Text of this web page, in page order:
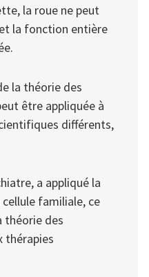
la roue ne peut
la fonction entière
la théorie des
être appliquée à
différents,
a appliqué la
familiale, ce
théorie des
thérapies